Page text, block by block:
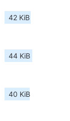
42 KiB
44 KiB
40 KiB